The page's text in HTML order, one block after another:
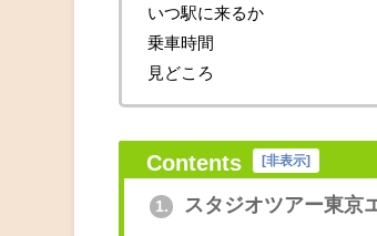
いつ駅に来るか
乗車時間
見どころ
Contents [非表示]
1. スタジオツアー東京